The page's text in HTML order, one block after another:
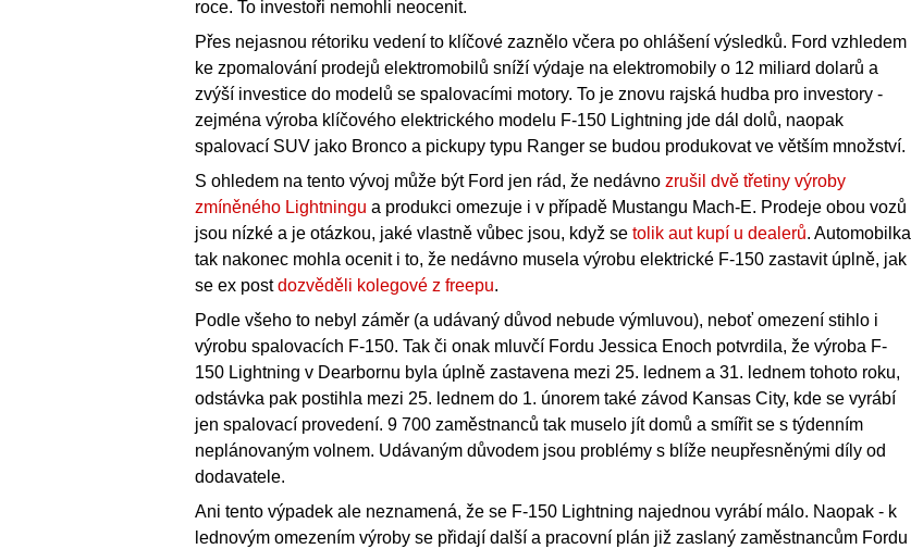
roce. To investoři nemohli neocenit.
Přes nejasnou rétoriku vedení to klíčové zaznělo včera po ohlášení výsledků. Ford vzhledem
ke zpomalování prodejů elektromobilů sníží výdaje na elektromobily o 12 miliard dolarů a
zvýší investice do modelů se spalovacími motory. To je znovu rajská hudba pro investory -
zejména výroba klíčového elektrického modelu F-150 Lightning jde dál dolů, naopak
spalovací SUV jako Bronco a pickupy typu Ranger se budou produkovat ve větším množství.
S ohledem na tento vývoj může být Ford jen rád, že nedávno zrušil dvě třetiny výroby
zmíněného Lightningu a produkci omezuje i v případě Mustangu Mach-E. Prodeje obou vozů
jsou nízké a je otázkou, jaké vlastně vůbec jsou, když se tolik aut kupí u dealerů. Automobilka
tak nakonec mohla ocenit i to, že nedávno musela výrobu elektrické F-150 zastavit úplně, jak
se ex postdozvěděli kolegové z freepu.
Podle všeho to nebyl záměr (a udávaný důvod nebude výmluvou), neboť omezení stihlo i
výrobu spalovacích F-150. Tak či onak mluvčí Fordu Jessica Enoch potvrdila, že výroba F-
150 Lightning v Dearbornu byla úplně zastavena mezi 25. lednem a 31. lednem tohoto roku,
odstávka pak postihla mezi 25. lednem do 1. únorem také závod Kansas City, kde se vyrábí
jen spalovací provedení. 9 700 zaměstnanců tak muselo jít domů a smířit se s týdenním
neplánovaným volnem. Udávaným důvodem jsou problémy s blíže neupřesněnými díly od
dodavatele.
Ani tento výpadek ale neznamená, že se F-150 Lightning najednou vyrábí málo. Naopak - k
lednovým omezením výroby se přidají další a pracovní plán již zaslaný zaměstnancům Fordu